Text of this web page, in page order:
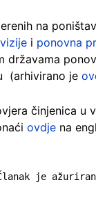
na
i ponovna
državama
(arhivirano je
činjenica u
ovdje na
je